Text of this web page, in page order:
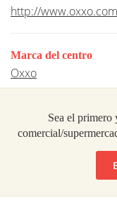
http://www.oxxo.com
Marca del centro
Oxxo
Sea el primero
comercial/